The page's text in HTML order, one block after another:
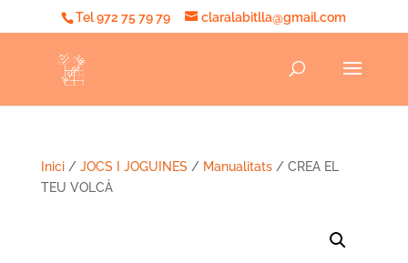
Tel 972 75 79 79 claralabitlla@gmail.com
Inici/ JOCS I JOGUINES / Manualitats/ CREA EL
TEU VOLCÀ